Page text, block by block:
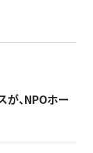
が、NPOホー